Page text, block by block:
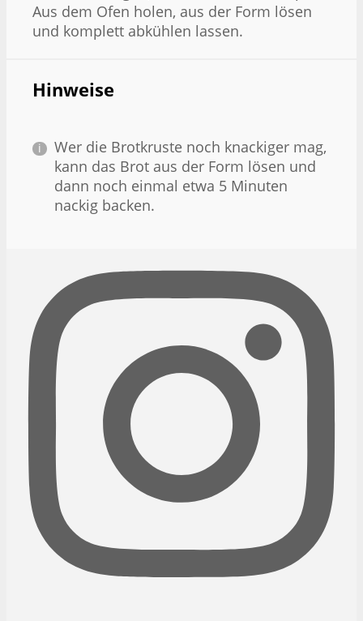
Aus dem Ofen holen, aus der Form lösen
und komplett abkühlen lassen.
Hinweise
Wer die Brotkruste noch knackiger mag,
kann das Brot aus der Form lösen und
dann noch einmal etwa 5 Minuten
nackig backen.